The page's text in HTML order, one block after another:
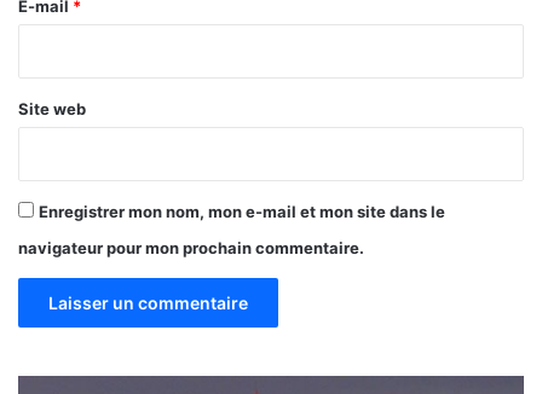
e
E-mail *
Site web
Enregistrer mon nom, mon e-mail et mon site dans le
navigateur pour mon prochain commentaire.